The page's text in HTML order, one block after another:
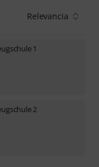
Relevancia
1
2